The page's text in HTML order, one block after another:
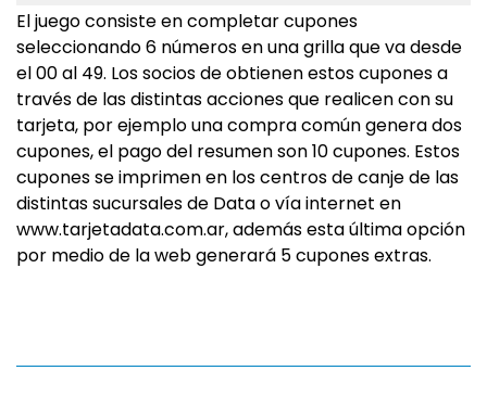
El juego consiste en completar cupones
seleccionando 6 números en una grilla que va desde
el 00 al 49. Los socios de obtienen estos cupones a
través de las distintas acciones que realicen con su
tarjeta, por ejemplo una compra común genera dos
cupones, el pago del resumen son 10 cupones. Estos
cupones se imprimen en los centros de canje de las
distintas sucursales de Data o vía internet en
www.tarjetadata.com.ar, además esta última opción
por medio de la web generará 5 cupones extras.